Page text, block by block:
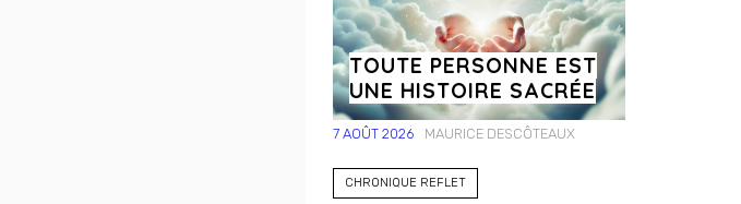
TOUTE PERSONNE EST
UNE HISTOIRE SACRÉE
7 AOÛT 2026 MAURICE DESCÔTEAUX
CHRONIQUE REFLET